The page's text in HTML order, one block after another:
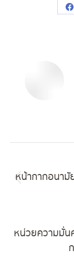
หน้ากากอนามั
หน่วยความมั่น